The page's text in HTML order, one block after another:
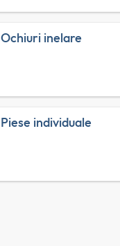
Ochiuri inelare
Piese individuale